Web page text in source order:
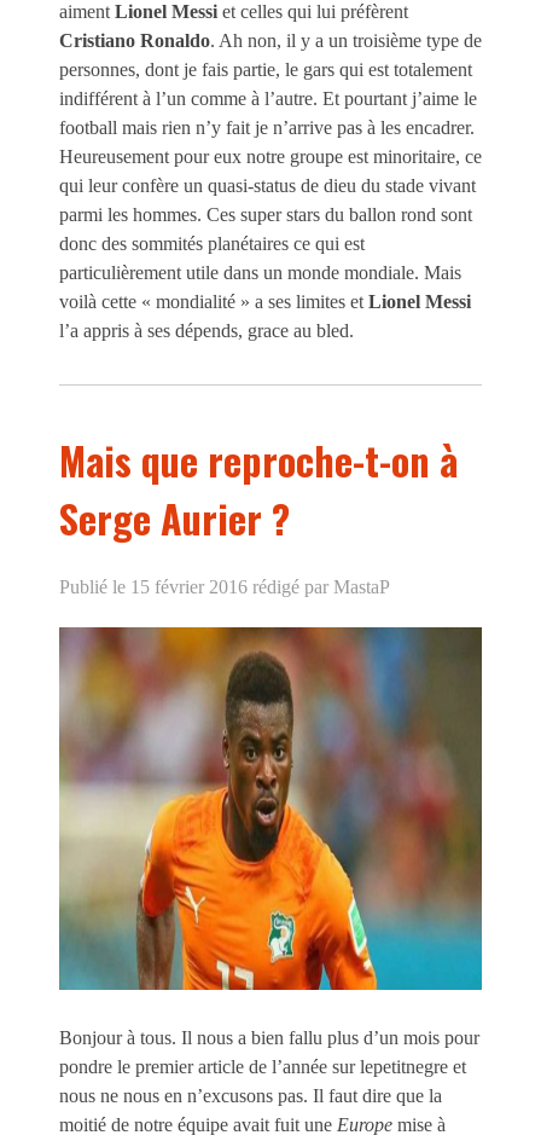
aimentLionel Messi et celles qui lui préfèrent
Cristiano Ronaldo. Ah non, il y a un troisième type de
personnes, dont je fais partie, le gars qui est totalement
indifférent à l’un comme à l’autre. Et pourtant j’aime le
football mais rien n’y fait je n’arrive pas à les encadrer.
Heureusement pour eux notre groupe est minoritaire, ce
qui leur confère un quasi-status de dieu du stade vivant
parmi les hommes. Ces super stars du ballon rond sont
donc des sommités planétaires ce qui est
particulièrement utile dans un monde mondiale. Mais
voilà cette « mondialité » a ses limites etLionel Messi
l’a appris à ses dépends, grace au bled.
Mais que reproche-t-on à
Serge Aurier ?
Publié le 15 février 2016 rédigé par MastaP
Bonjour à tous. Il nous a bien fallu plus d’un mois pour
pondre le premier article de l’année sur lepetitnegre et
nous ne nous en n’excusons pas. Il faut dire que la
moitié de notre équipe avait fuit une Europe mise à